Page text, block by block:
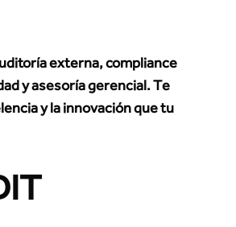
externa, compliance
y asesoría gerencial. Te
y la innovación que tu